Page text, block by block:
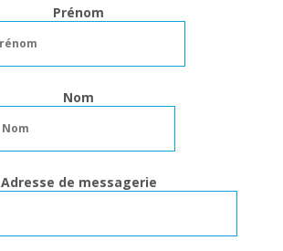
Prénom
Nom
Adresse de messagerie